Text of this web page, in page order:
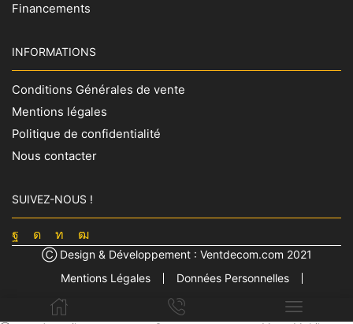
Financements
INFORMATIONS
Conditions Générales de vente
Mentions légales
Politique de confidentialité
Nous contacter
SUIVEZ-NOUS !
Facebook
Instagram
LinkedinYoutube
Ⓒ Design & Développement : Ventdecom.com 2021
Mentions Légales
Données Personnelles